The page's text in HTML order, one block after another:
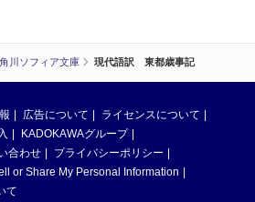
角川ソフィア文庫 現代語訳 東都歳事記
広告について
ライセンスについて
KADOKAWAグループ
合わせ
プライバシーポリシー
or Share My Personal Information
て